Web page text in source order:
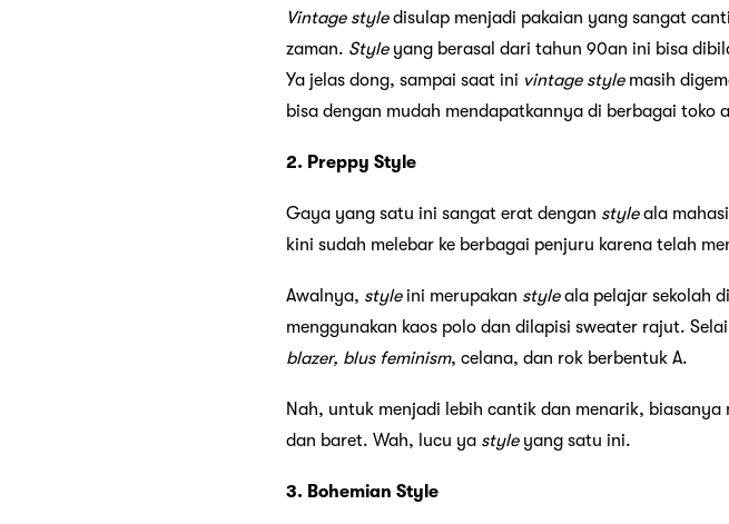
Vintage styledisulap menjadi pakaian yang sangat
zaman. Styleyang berasal dari tahun 90an ini bisa
Ya jelas dong, sampai saat ini vintage stylemasih
bisa dengan mudah mendapatkannya di berbagai toko
2. Preppy Style
Gaya yang satu ini sangat erat dengan styleala
kini sudah melebar ke berbagai penjuru karena telah
Awalnya, styleini merupakan styleala pelajar sekolah
menggunakan kaos polo dan dilapisi sweater rajut.
blazer, blus feminism, celana, dan rok berbentuk A.
Nah, untuk menjadi lebih cantik dan menarik, biasanya
dan baret. Wah, lucu ya styleyang satu ini.
3. Bohemian Style